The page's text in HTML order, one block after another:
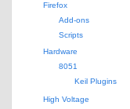
Firefox
Add-ons
Scripts
Hardware
8051
Keil Plugins
High Voltage